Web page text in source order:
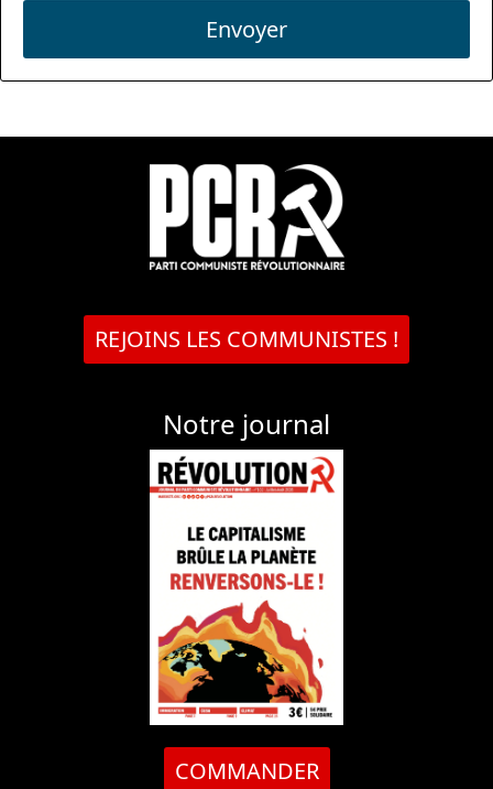
Envoyer
REJOINS LES COMMUNISTES !
Notre journal
COMMANDER